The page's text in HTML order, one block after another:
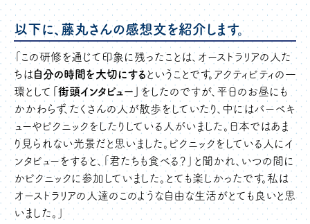
以下に、藤丸さんの感想文を紹介します。
「この研修を通じて印象に残ったことは、オーストラリアの人た
ちは自分の時間を大切にするということです。アクティビティの一
環として 「街頭インタビュー」 をしたのですが、平日のお昼にも
かかわらず、たくさんの人が散歩をしていたり、中にはバーベキ
ューやピクニックをしたりしている人がいました。日本ではあま
り見られない光景だと思いました。ピクニックをしている人にイ
ンタビューをすると、「君たちも食べる？」と聞かれ、いつの間に
かピクニックに参加していました。とても楽しかったです。私は
オーストラリアの人達のこのような自由な生活がとても良いと思
いました。」